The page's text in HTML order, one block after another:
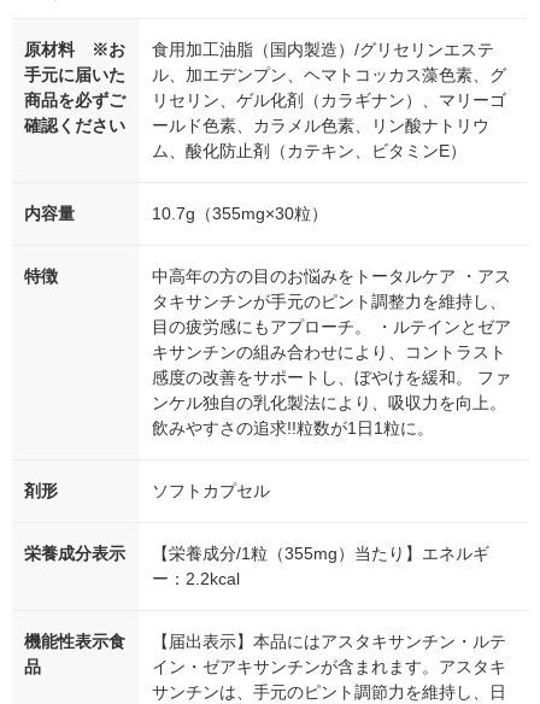
原材料 ※お
手元に届いた
商品を必ずご
確認ください
食用加工油脂（国内製造）/グリセリンエステ
ル、加エデンプン、ヘマトコッカス藻色素、グ
リセリン、ゲル化剤（カラギナン）、マリーゴ
ールド色素、カラメル色素、リン酸ナトリウ
ム、酸化防止剤（カテキン、ビタミンE）
内容量 10.7g（355mg×30粒）
特徴
中高年の方の目のお悩みをトータルケア ・アス
タキサンチンが手元のピント調整力を維持し、
目の疲労感にもアプローチ。 ・ルテインとゼア
キサンチンの組み合わせにより、コントラスト
感度の改善をサポートし、ぼやけを緩和。 ファ
ンケル独自の乳化製法により、吸収力を向上。
飲みやすさの追求!!粒数が1日1粒に。
剤形 ソフトカプセル
栄養成分表示
【栄養成分/1粒（355mg）当たり】エネルギ
ー：2.2kcal
機能性表示食
品
【届出表示】本品にはアスタキサンチン・ルテ
イン・ゼアキサンチンが含まれます。アスタキ
サンチンは、手元のピント調節力を維持し、日